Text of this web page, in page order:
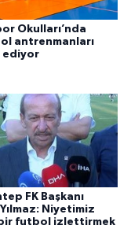
Okulları’nda
antrenmanları
ediyor
FK Başkanı
Niyetimiz
futbol izlettirmek